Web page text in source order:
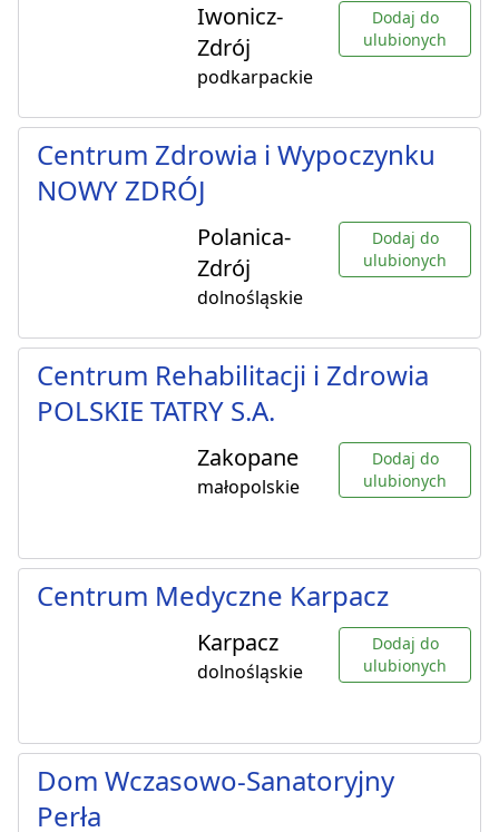
Iwonicz-
Zdrój
podkarpackie
Dodaj do
ulubionych
Centrum Zdrowia i Wypoczynku
NOWY ZDRÓJ
Polanica-
Zdrój
dolnośląskie
Dodaj do
ulubionych
Centrum Rehabilitacji i Zdrowia
POLSKIE TATRY S.A.
Zakopane
małopolskie
Dodaj do
ulubionych
Centrum Medyczne Karpacz
Karpacz
dolnośląskie
Dodaj do
ulubionych
Dom Wczasowo-Sanatoryjny
Perła